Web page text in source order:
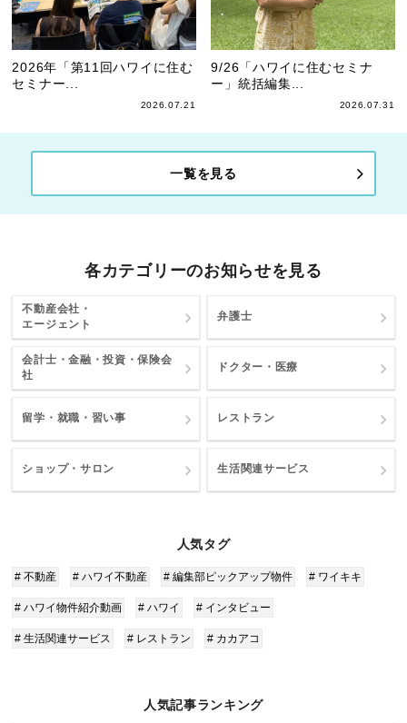
2026年「第11回ハワイに住む
セミナー...
2026.07.21
9/26「ハワイに住むセミナ
ー」統括編集...
2026.07.31
一覧を見る
各カテゴリーのお知らせを見る
不動産会社・
エージェント
弁護士
会計士・金融・投資・保険会
社
ドクター・医療
留学・就職・習い事 レストラン
ショップ・サロン 生活関連サービス
人気タグ
# 不動産 # ハワイ不動産 # 編集部ピックアップ物件 # ワイキキ
# ハワイ物件紹介動画 # ハワイ # インタビュー
# 生活関連サービス # レストラン # カカアコ
人気記事ランキング